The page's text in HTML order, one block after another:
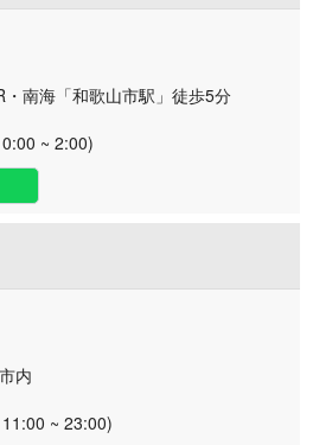
南海「和歌山市駅」徒歩5分
~ 2:00)
内
~ 23:00)